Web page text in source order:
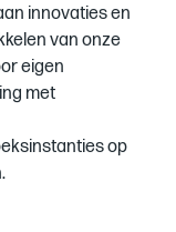
innovaties en
van onze
eigen
met
op